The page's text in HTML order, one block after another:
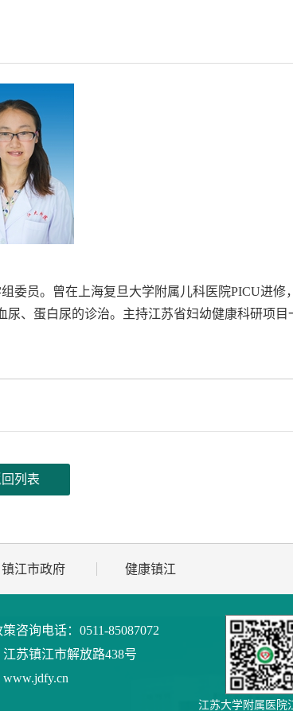
员。曾在上海复旦大学附属儿科医院PICU进修
、蛋白尿的诊治。主持江苏省妇幼健康科研项
列表
镇江市政府 健康镇江
咨询电话： 0511-85087072
江苏镇江市解放路438号
www.jdfy.cn
江苏大学附属医院